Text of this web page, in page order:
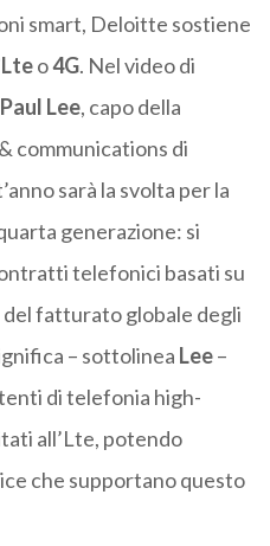
smart, Deloitte sostiene
Lteo4G. Nel video di
Paul Lee, capo della
communications di
sarà la svolta per la
generazione: si
telefonici basati su
fatturato globale degli
– sottolinea Lee–
di telefonia high-
all’Lte, potendo
che supportano questo